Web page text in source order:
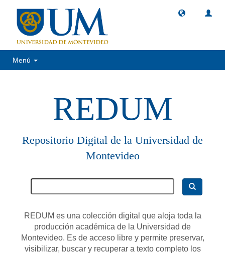
Menú
REDUM
Repositorio Digital de la Universidad de
Montevideo
REDUM es una colección digital que aloja toda la
producción académica de la Universidad de
Montevideo. Es de acceso libre y permite preservar,
visibilizar, buscar y recuperar a texto completo los